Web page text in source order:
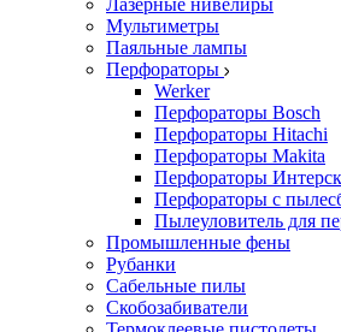
Лазерные нивелиры
Мультиметры
Паяльные лампы
Перфораторы
Werker
Перфораторы Bosch
Перфораторы Hitachi
Перфораторы Makita
Перфораторы
Перфораторы с
Пылеуловитель для
Промышленные фены
Рубанки
Сабельные пилы
Скобозабиватели